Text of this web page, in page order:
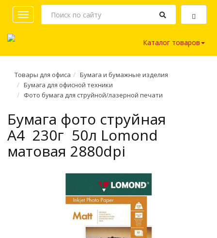
Toggle
navigation
Каталог товаров
Товары для офиса
Бумага и бумажные изделия
Бумага для офисной техники
Фото бумага для струйной/лазерной печати
Бумага фото струйная
A4 230г 50л Lomond
матовая 2880dpi